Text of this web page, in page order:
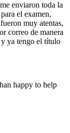
enviaron toda la
el examen,
muy atentas,
correo de manera
ya tengo el título
happy to help